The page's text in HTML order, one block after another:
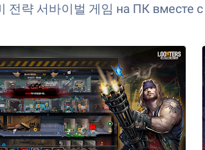
전략 서바이벌 게임 на ПК вместе